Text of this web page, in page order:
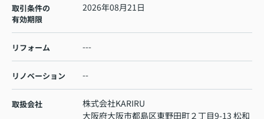
取引条件の
有効期限
2026年08月21日
リフォーム ---
リノベーション --
取扱会社
株式会社KARIRU
大阪府大阪市都島区東野田町２丁目9-13 松和